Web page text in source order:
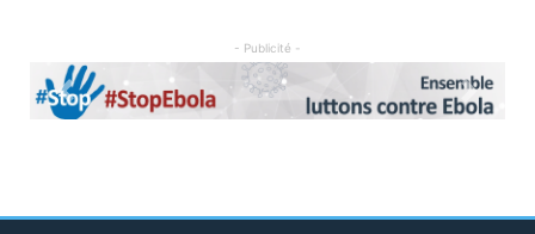
- Publicité -
Previous Next